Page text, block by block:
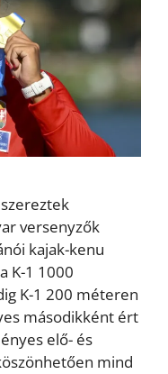
versenyzők
kajak-kenu
K-1 1000
K-1 200 méteren
másodikként ért
elő- és
mind